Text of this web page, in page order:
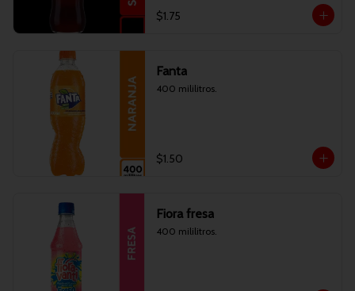
$1.75
Fanta
400 mililitros.
$1.50
Fiora fresa
400 mililitros.